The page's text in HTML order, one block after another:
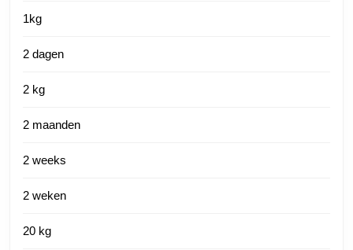
1kg
2 dagen
2 kg
2 maanden
2 weeks
2 weken
20 kg